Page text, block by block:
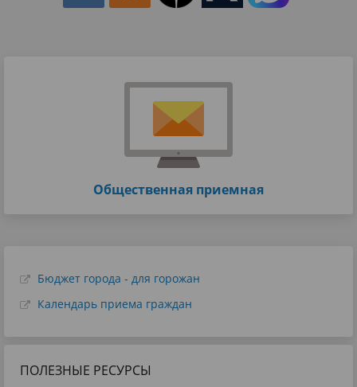
Общественная приемная
Бюджет города - для горожан
Календарь приема граждан
ПОЛЕЗНЫЕ РЕСУРСЫ